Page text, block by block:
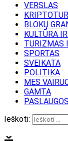
VERSLAS
BLOKŲ
KULTŪRA
TURIZMAS
SPORTAS
SVEIKATA
POLITIKA
MES
GAMTA
PASLAUGOS
Ieškoti: